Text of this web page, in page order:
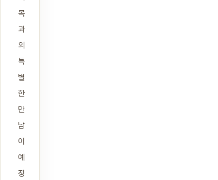
목
과
의
특
별
한
만
남
이
예
정